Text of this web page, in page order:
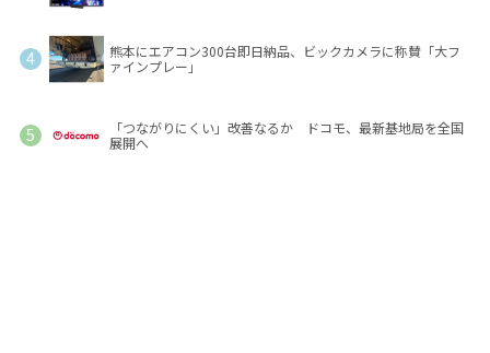
熊本にエアコン300台即日納品、ビックカメラに称賛「大フ
ァインプレー」
「つながりにくい」改善なるか ドコモ、最新基地局を全国
展開へ